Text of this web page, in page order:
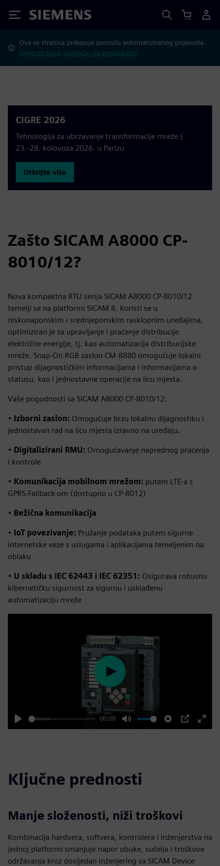
Siemens
Ova se stranica prikazuje pomoću automatiziranog prijevoda.
Umjesto toga, pogledaj na engleskom?
CIGRE 2026
Tehnologija za ubrzavanje transformacije mreže |
23.-28. kolovoza 2026. u Parizu
Otkrijte više
Zašto SICAM A8000 CP-
8010/12?
Nova kompaktna RTU serija SICAM A8000 CP-8010/12
temelji se na platformi SICAM 8. Koristi se u
niskonaponskim i srednjeponskim rasklopnim uređajima,
optimiziran je za upravljanje i praćenje distribucije
električne energije, tj. kao automatizacija distribucijske
mreže. Snap‑On RGB zaslon CM‑8880 omogućuje lokalni
pristup dijagnostičkim informacijama i informacijama o
statusu, kao i jednostavne operacije na licu mjesta.
Vaše pogodnosti sa SICAM A8000 CP-8010/12:
• Izborni zaslon: Omogućuje brzu lokalnu dijagnostiku i
jednostavan rad na licu mjesta izravno na uređaju.
• Digitalizirani RMU: Omogućavanje naprednog praćenja
i kontrole
• Komunikacija mobilnom mrežom: putem LTE-a s
GPRS-Fallback-om (dostupno u CP-8012)
• Bežična komunikacija
• IoT povezivanje: Pružanje podataka putem sigurne
internetske veze s uslugama i aplikacijama temeljenim na
oblaku
• U skladu s IEC 62443 i IEC 62351: Osigurava robusnu
kibernetičku sigurnost za sigurnu i usklađenu
automatizaciju mreže
Play
00:09
Mute Settings
PIP
Enter
Play
Ključne prednosti
Manje složenosti, niži troškovi
Kombinacija hardvera, softvera, kontrolera i inženjerstva na
jednoj platformi smanjuje napor obuke, sučelja i troškove
održavanja kroz dosljedan inženjering sa SICAM Device